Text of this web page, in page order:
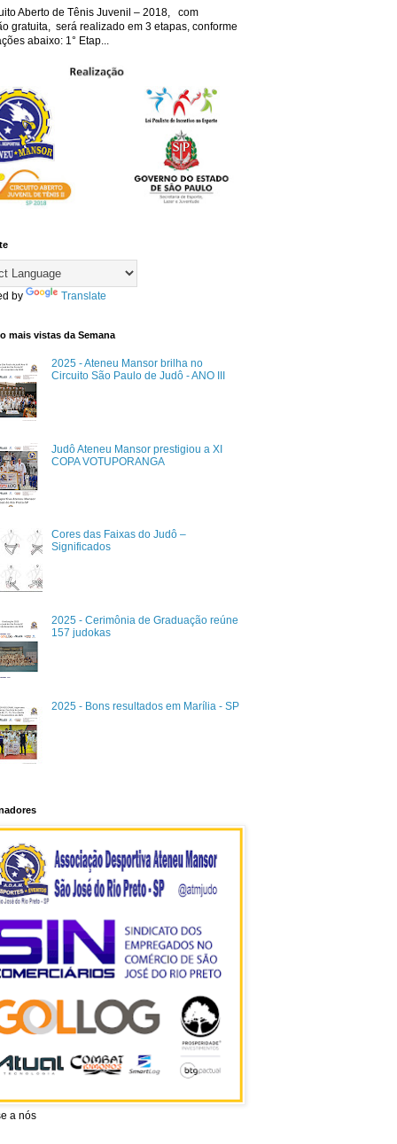
Aberto de Tênis Juvenil – 2018, com
gratuita, será realizado em 3 etapas, conforme
abaixo: 1° Etap...
by Translate
mais vistas da Semana
2025 - Ateneu Mansor brilha no
Circuito São Paulo de Judô - ANO III
Judô Ateneu Mansor prestigiou a XI
COPA VOTUPORANGA
Cores das Faixas do Judô –
Significados
2025 - Cerimônia de Graduação reúne
157 judokas
2025 - Bons resultados em Marília - SP
a nós